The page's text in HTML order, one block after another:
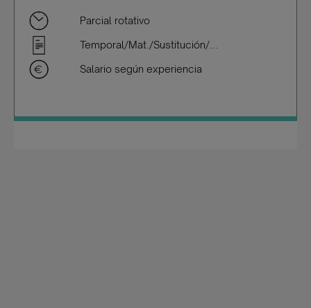
Parcial rotativo
Temporal/Mat./Sustitución/...
Salario según experiencia